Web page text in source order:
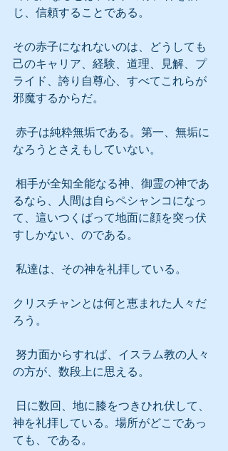
じ、信頼することである。
その赤子になれないのは、どうしても
己のキャリア、経験、道理、見解、プ
ライド、誇り自尊心、すべてこれらが
邪魔するからだ。
なろうとさえもしていない。
るなら、人間は自らペシャンコになっ
て、這いつくばって地面に顔を突っ伏
すしかない、のである。
私達は、その神を礼拝している。
クリスチャンとは何と恵まれた人々だ
ろう。
の方が、数段上に思える。
神を礼拝している。場所がどこであっ
ても、である。